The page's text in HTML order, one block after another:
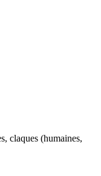
claques (humaines,